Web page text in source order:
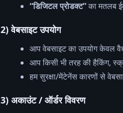
“डिजिटल प्रोडक्ट”का मतलब
2) वेबसाइट उपयोग
आप वेबसाइट का उपयोग केवल
आप किसी भी तरह की हैकिंग,
हम सुरक्षा/मेंटेनेंस कारणों से
3) अकाउंट / ऑर्डर विवरण